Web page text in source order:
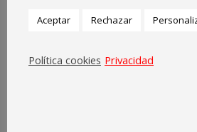
Cambio fecha
septiembre 7, 2020
Aceptar Rechazar
Política cookies Privacidad